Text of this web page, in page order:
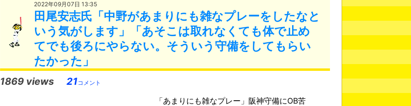
2022年09月07日 13:35
田尾安志氏「中野があまりにも雑なプレーをしたなと
いう気がします」「あそこは取れなくても体で止め
てでも後ろにやらない。そういう守備をしてもらい
たかった」
1869 views 21コメント
「あまりにも雑なプレー」阪神守備にOB苦